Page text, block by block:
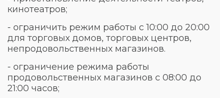
кинотеатров;
- ограничить режим работы с 10:00 до 20:00
для торговых домов, торговых центров,
непродовольственных магазинов.
- ограничение режима работы
продовольственных магазинов с 08:00 до
21:00 часов;